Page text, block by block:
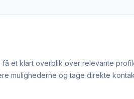
et klart overblik over relevante
mulighederne og tage direkte